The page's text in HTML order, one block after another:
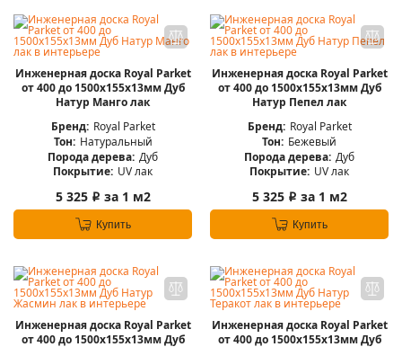
Инженерная доска Royal Parket
от 400 до 1500х155х13мм Дуб
Натур Манго лак
Бренд: Royal Parket
Тон: Натуральный
Порода дерева: Дуб
Покрытие: UV лак
5 325 i за 1 м2
Купить
Инженерная доска Royal Parket
от 400 до 1500х155х13мм Дуб
Натур Пепел лак
Бренд: Royal Parket
Тон: Бежевый
Порода дерева: Дуб
Покрытие: UV лак
5 325 i за 1 м2
Купить
Инженерная доска Royal Parket
от 400 до 1500х155х13мм Дуб
Инженерная доска Royal Parket
от 400 до 1500х155х13мм Дуб